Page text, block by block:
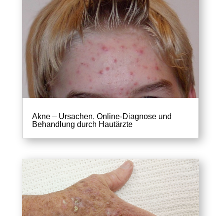
Akne – Ursachen, Online-Diagnose und
Behandlung durch Hautärzte